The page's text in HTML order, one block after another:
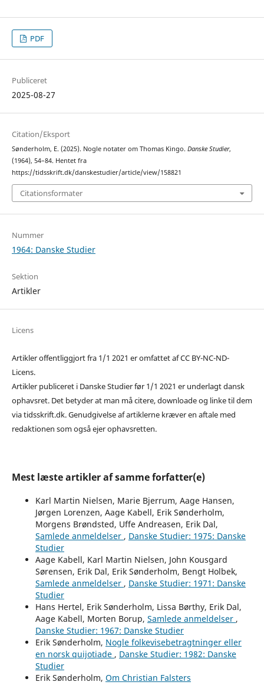
PDF
Publiceret
2025-08-27
Citation/Eksport
Sønderholm, E. (2025). Nogle notater om Thomas Kingo. Danske Studier,
(1964), 54–84. Hentet fra
https://tidsskrift.dk/danskestudier/article/view/158821
Citationsformater
Nummer
1964: Danske Studier
Sektion
Artikler
Licens
Artikler offentliggjort fra 1/1 2021 er omfattet af CC BY-NC-ND-
Licens.
Artikler publiceret i Danske Studier før 1/1 2021 er underlagt dansk
ophavsret. Det betyder at man må citere, downloade og linke til dem
via tidsskrift.dk. Genudgivelse af artiklerne kræver en aftale med
redaktionen som også ejer ophavsretten.
Mest læste artikler af samme forfatter(e)
Karl Martin Nielsen, Marie Bjerrum, Aage Hansen,
Jørgen Lorenzen, Aage Kabell, Erik Sønderholm,
Morgens Brøndsted, Uffe Andreasen, Erik Dal,
Samlede anmeldelser , Danske Studier: 1975: Danske
Studier
Aage Kabell, Karl Martin Nielsen, John Kousgard
Sørensen, Erik Dal, Erik Sønderholm, Bengt Holbek,
Samlede anmeldelser , Danske Studier: 1971: Danske
Studier
Hans Hertel, Erik Sønderholm, Lissa Børthy, Erik Dal,
Aage Kabell, Morten Borup, Samlede anmeldelser ,
Danske Studier: 1967: Danske Studier
Erik Sønderholm, Nogle folkevisebetragtninger eller
en norsk quijotiade , Danske Studier: 1982: Danske
Studier
Erik Sønderholm, Om Christian Falsters